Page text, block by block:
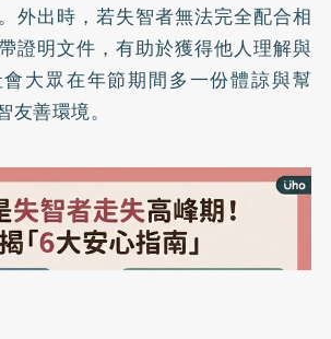
外出時，若失智者無法完全配合相
證明文件，有助於獲得他人理解與
大眾在年節期間多一份體諒與幫
善環境。